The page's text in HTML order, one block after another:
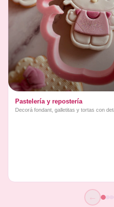
Pastelería y repostería
Decorá fondant, galletitas y tortas con
←